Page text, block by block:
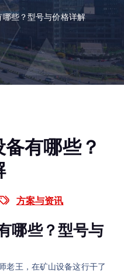
些？型号与价格详解
有哪些？
方案与资讯
哪些？型号与
老王，在矿山设备这行干了